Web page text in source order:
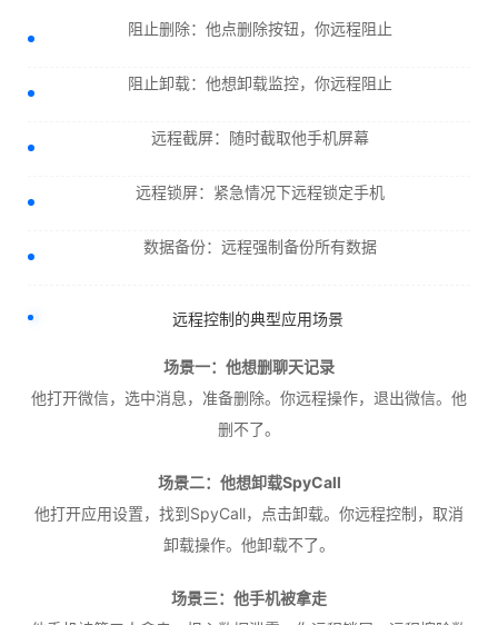
阻止删除：他点删除按钮，你远程阻止
阻止卸载：他想卸载监控，你远程阻止
远程截屏：随时截取他手机屏幕
远程锁屏：紧急情况下远程锁定手机
数据备份：远程强制备份所有数据
远程控制的典型应用场景
场景一：他想删聊天记录
他打开微信，选中消息，准备删除。你远程操作，退出微信。他
删不了。
场景二：他想卸载SpyCall
他打开应用设置，找到SpyCall，点击卸载。你远程控制，取消
卸载操作。他卸载不了。
场景三：他手机被拿走